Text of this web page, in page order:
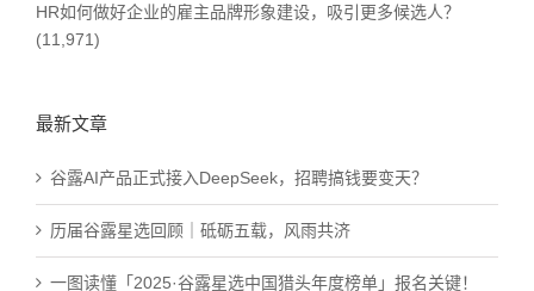
HR如何做好企业的雇主品牌形象建设，吸引更多候选人？
(11,971)
最新文章
谷露AI产品正式接入DeepSeek，招聘搞钱要变天？
历届谷露星选回顾｜砥砺五载，风雨共济
一图读懂「2025·谷露星选中国猎头年度榜单」报名关键！